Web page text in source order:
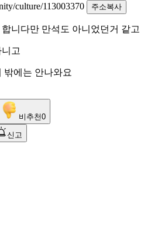
culture/113003370
주소복사
니다만 만석도 아니었던거 같고
고
밖에는 안나와요
비추천0
신고